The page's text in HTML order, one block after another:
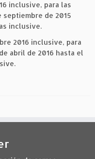
inclusive, para las
de 2015
inclusive.
2016 inclusive, para
abril de 2016 hasta el